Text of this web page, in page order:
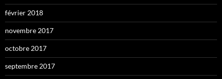
février 2018
novembre 2017
octobre 2017
septembre 2017